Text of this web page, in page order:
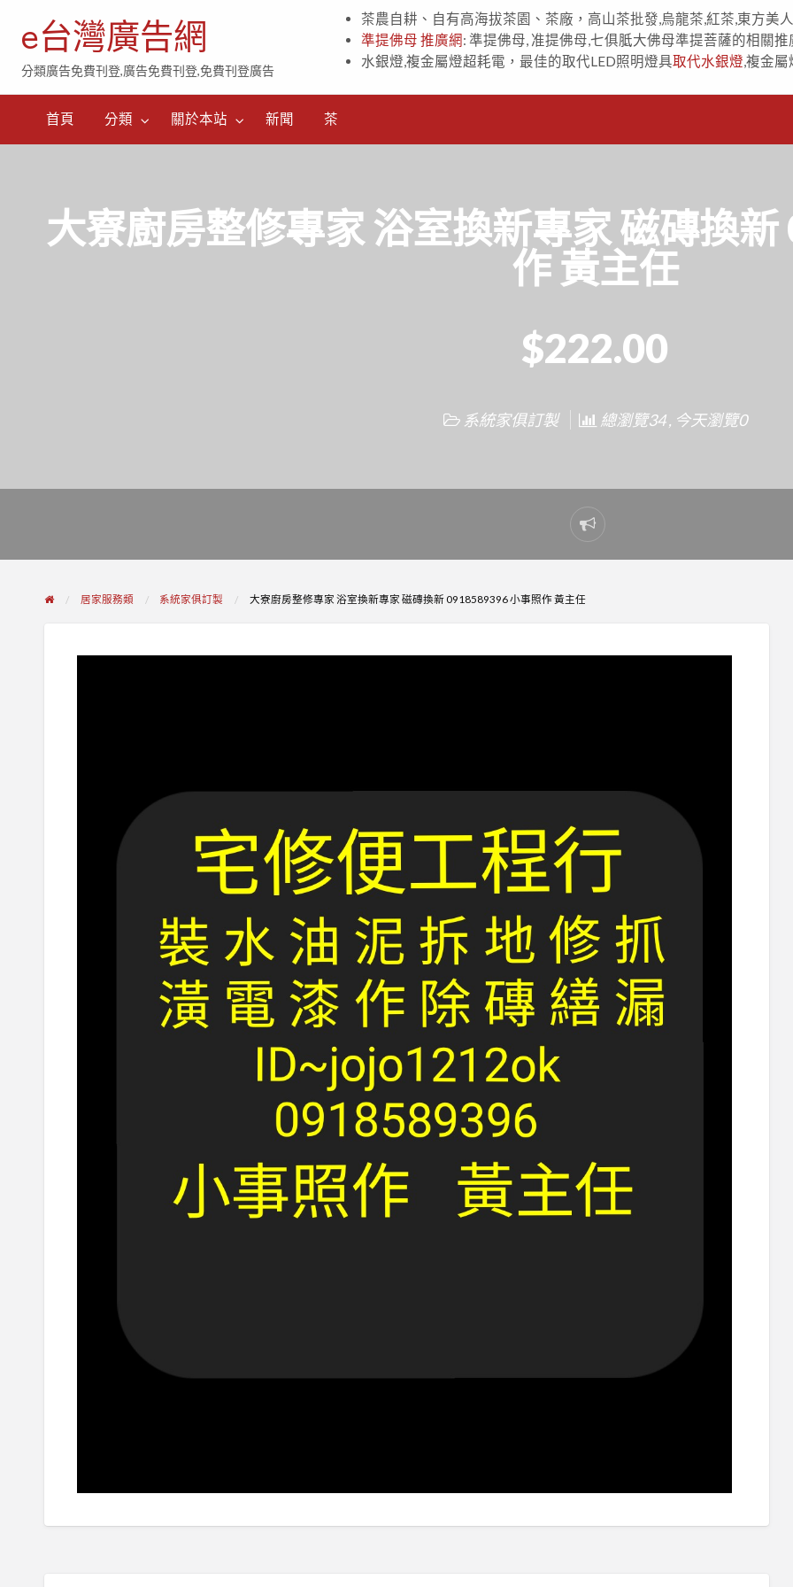
e台灣廣告網
分類廣告免費刊登,廣告免費刊登,免費刊登廣告
茶農自耕、自有高海拔茶園、茶廠，高山茶批發,烏龍茶,紅茶,東方美
準提佛母 推廣網: 準提佛母, 准提佛母,七俱胝大佛母準提菩薩的相關推
水銀燈,複金屬燈超耗電，最佳的取代LED照明燈具取代水銀燈 ,複金屬
首頁 分類 關於本站 新聞 茶
大寮廚房整修專家 浴室換新專家 磁磚換
作 黃主任
$222.00
系統家俱訂製 總瀏覽34 , 今天瀏覽0
Report
problem
居家服務類 系統家俱訂製 大寮廚房整修專家 浴室換新專家 磁磚換新 0918589396 小事照作 黃主任